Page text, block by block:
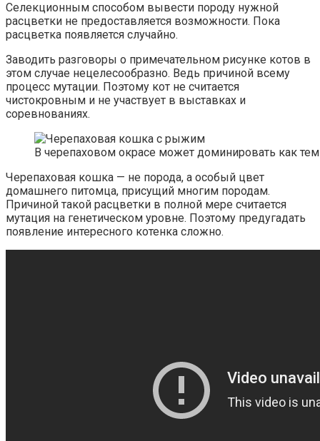
Селекционным способом вывести породу нужной
расцветки не предоставляется возможности. Пока
расцветка появляется случайно.
Заводить разговоры о примечательном рисунке котов в
этом случае нецелесообразно. Ведь причиной всему
процесс мутации. Поэтому кот не считается
чистокровным и не участвует в выставках и
соревнованиях.
В черепаховом окрасе может доминировать как
Черепаховая кошка — не порода, а особый цвет
домашнего питомца, присущий многим породам.
Причиной такой расцветки в полной мере считается
мутация на генетическом уровне. Поэтому предугадать
появление интересного котенка сложно.